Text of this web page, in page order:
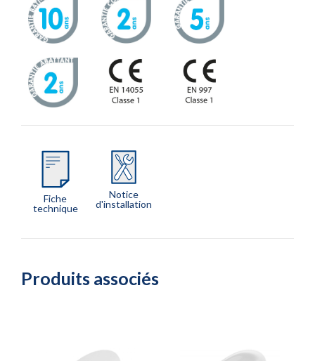
Fiche
technique
Notice
d'installation
Produits associés